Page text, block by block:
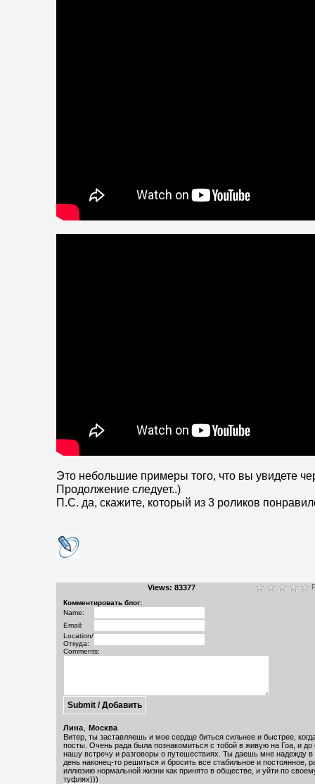
Это небольшие примеры того, что вы увидете
Продолжение следует..)
П.С. да, скажите, который из 3 роликов
Views: 83377
Комментировать блог:
Name:
Email:
Location/
Откуда:
Comments:
Лина, Москва
Витер, ты заставляешь и мое сердце биться сильнее и быстрее,
посты. Очень рада была познакомиться с тобой в живую на Гоа, и
нашу встречу и разговоры о путешествиях. Ты даешь мне надежду в
день наконец-то решиться и бросить все стабильное и постоянное,
иллюзию нормальной жизни как принято в обществе, и уйти по
туфлях)))